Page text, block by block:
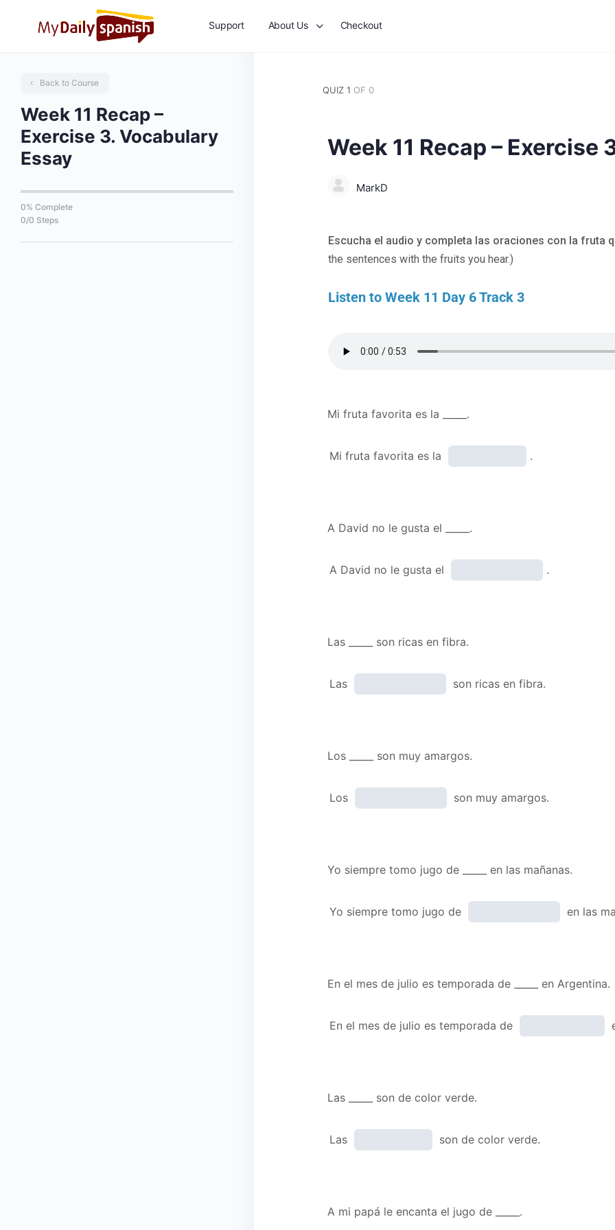
Support About Us Checkout
Back to Course
Week 11 Recap –
Exercise 3. Vocabulary
Essay
0% Complete
0/0 Steps
QUIZ 1 OF 0
Week 11 Recap – Exercise
MarkD
Escucha el audio y completa las oraciones con la fruta
the sentences with the fruits you hear.)
Listen to Week 11 Day 6 Track 3
Mi fruta favorita es la _____.
Mi fruta favorita es la .
A David no le gusta el _____.
A David no le gusta el .
Las _____ son ricas en fibra.
Las son ricas en fibra.
Los _____ son muy amargos.
Los son muy amargos.
Yo siempre tomo jugo de _____ en las mañanas.
Yo siempre tomo jugo de en las
En el mes de julio es temporada de _____ en Argentina.
En el mes de julio es temporada de
Las _____ son de color verde.
Las son de color verde.
A mi papá le encanta el jugo de _____.